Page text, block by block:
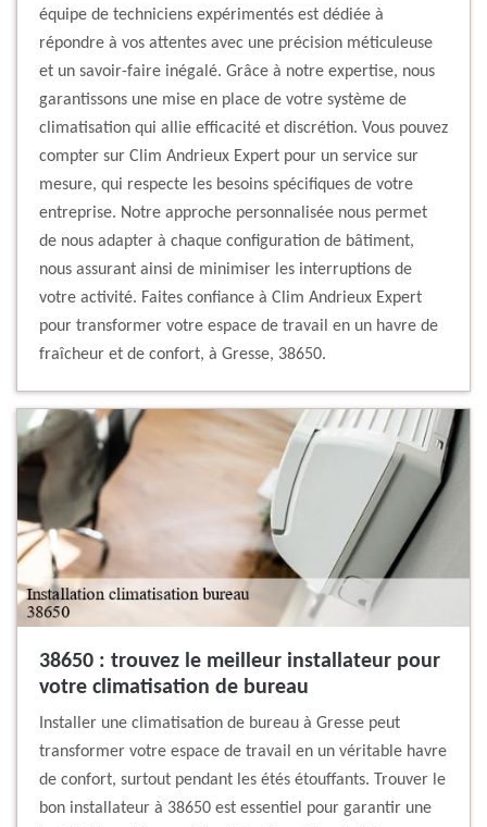
équipe de techniciens expérimentés est dédiée à
répondre à vos attentes avec une précision méticuleuse
et un savoir-faire inégalé. Grâce à notre expertise, nous
garantissons une mise en place de votre système de
climatisation qui allie efficacité et discrétion. Vous pouvez
compter sur Clim Andrieux Expert pour un service sur
mesure, qui respecte les besoins spécifiques de votre
entreprise. Notre approche personnalisée nous permet
de nous adapter à chaque configuration de bâtiment,
nous assurant ainsi de minimiser les interruptions de
votre activité. Faites confiance à Clim Andrieux Expert
pour transformer votre espace de travail en un havre de
fraîcheur et de confort, à Gresse, 38650.
38650 : trouvez le meilleur installateur pour
votre climatisation de bureau
Installer une climatisation de bureau à Gresse peut
transformer votre espace de travail en un véritable havre
de confort, surtout pendant les étés étouffants. Trouver le
bon installateur à 38650 est essentiel pour garantir une